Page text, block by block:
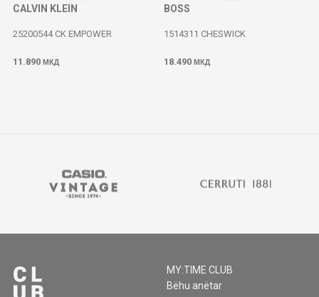
CALVIN KLEIN
25200544 CK EMPOWER
11.890 МКД
BOSS
1514311 CHESWICK
18.490 МКД
MY:TIME CLUB
Bëhu anëtar